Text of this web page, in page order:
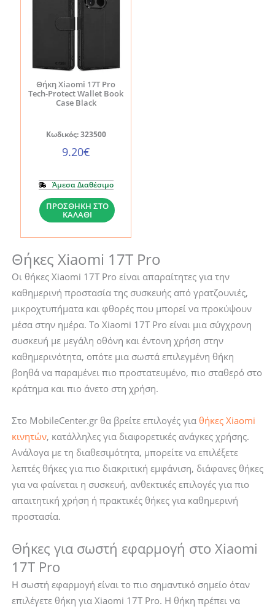
Θήκη Xiaomi 17T Pro
Tech-Protect Wallet Book
Case Black
Κωδικός: 323500
9.20€
Άμεσα Διαθέσιμο
Θήκη
Xiaomi
17T
Tech-
Protect
Wallet
Book
Case
Black
ποσότητα
ΠΡΟΣΘΉΚΗ ΣΤΟ
ΚΑΛΆΘΙ
Θήκες Xiaomi 17T Pro
Οι θήκες Xiaomi 17T Pro είναι απαραίτητες για την
καθημερινή προστασία της συσκευής από γρατζουνιές,
μικροχτυπήματα και φθορές που μπορεί να προκύψουν
μέσα στην ημέρα. Το Xiaomi 17T Pro είναι μια σύγχρονη
συσκευή με μεγάλη οθόνη και έντονη χρήση στην
καθημερινότητα, οπότε μια σωστά επιλεγμένη θήκη
βοηθά να παραμένει πιο προστατευμένο, πιο σταθερό στο
κράτημα και πιο άνετο στη χρήση.
Στο MobileCenter.gr θα βρείτε επιλογές για θήκες Xiaomi
κινητών, κατάλληλες για διαφορετικές ανάγκες χρήσης.
Ανάλογα με τη διαθεσιμότητα, μπορείτε να επιλέξετε
λεπτές θήκες για πιο διακριτική εμφάνιση, διάφανες θήκες
για να φαίνεται η συσκευή, ανθεκτικές επιλογές για πιο
απαιτητική χρήση ή πρακτικές θήκες για καθημερινή
προστασία.
Θήκες για σωστή εφαρμογή στο Xiaomi
17T Pro
Η σωστή εφαρμογή είναι το πιο σημαντικό σημείο όταν
επιλέγετε θήκη για Xiaomi 17T Pro. Η θήκη πρέπει να